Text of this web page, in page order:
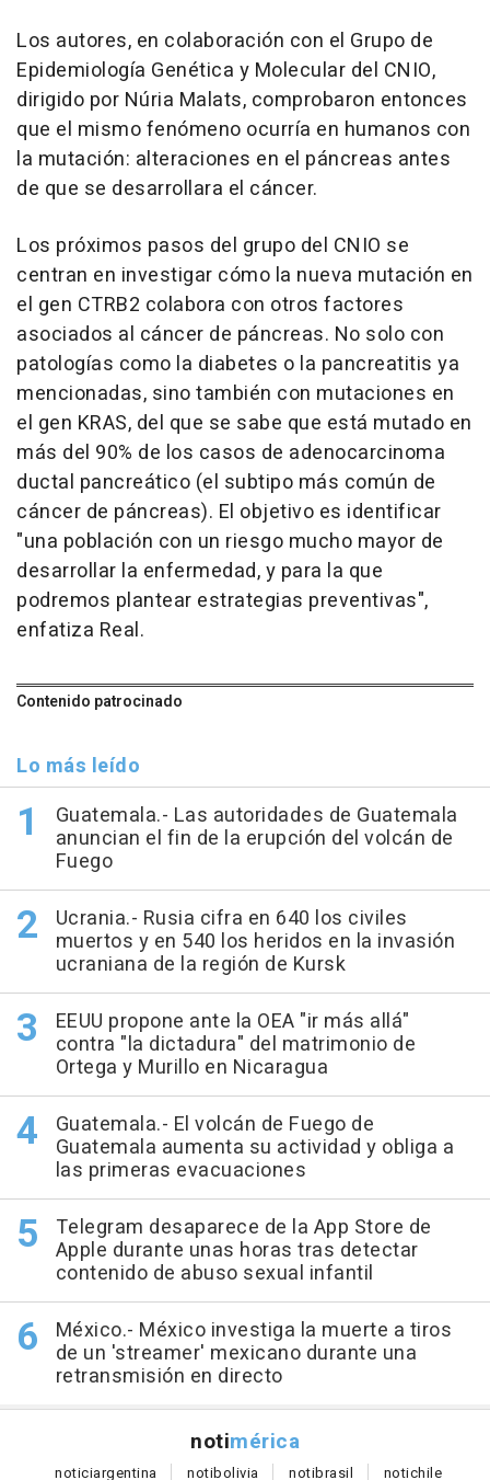
Los autores, en colaboración con el Grupo de
Epidemiología Genética y Molecular del CNIO,
dirigido por Núria Malats, comprobaron entonces
que el mismo fenómeno ocurría en humanos con
la mutación: alteraciones en el páncreas antes
de que se desarrollara el cáncer.
Los próximos pasos del grupo del CNIO se
centran en investigar cómo la nueva mutación en
el gen CTRB2 colabora con otros factores
asociados al cáncer de páncreas. No solo con
patologías como la diabetes o la pancreatitis ya
mencionadas, sino también con mutaciones en
el gen KRAS, del que se sabe que está mutado en
más del 90% de los casos de adenocarcinoma
ductal pancreático (el subtipo más común de
cáncer de páncreas). El objetivo es identificar
"una población con un riesgo mucho mayor de
desarrollar la enfermedad, y para la que
podremos plantear estrategias preventivas",
enfatiza Real.
Contenido patrocinado
Lo más leído
Guatemala.- Las autoridades de Guatemala
anuncian el fin de la erupción del volcán de
Fuego
Ucrania.- Rusia cifra en 640 los civiles
muertos y en 540 los heridos en la invasión
ucraniana de la región de Kursk
EEUU propone ante la OEA "ir más allá"
contra "la dictadura" del matrimonio de
Ortega y Murillo en Nicaragua
Guatemala.- El volcán de Fuego de
Guatemala aumenta su actividad y obliga a
las primeras evacuaciones
Telegram desaparece de la App Store de
Apple durante unas horas tras detectar
contenido de abuso sexual infantil
México.- México investiga la muerte a tiros
de un 'streamer' mexicano durante una
retransmisión en directo
notimérica
noticiargentina notibolivia notibrasil notichile